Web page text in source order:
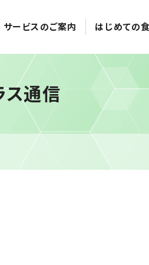
サービスのご案内 はじめての
ス通信